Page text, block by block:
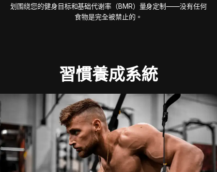
划围绕您的健身目标和基础代谢率（BMR）量身定制——没有任何
食物是完全被禁止的。
習慣養成系統